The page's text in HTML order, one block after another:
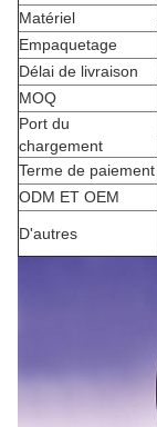
Matériel
Empaquetage
Délai de livraison
MOQ
Port du
chargement
Terme de paiement
ODM ET OEM
D'autres